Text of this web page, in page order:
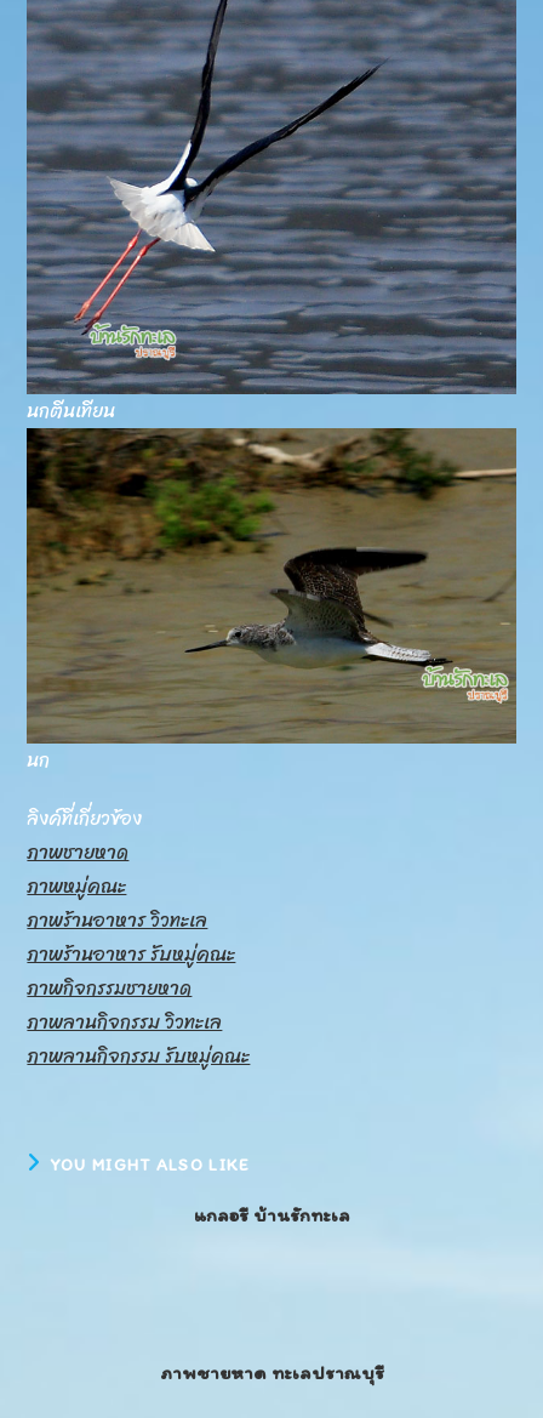
นกตีนเทียน
นก
ลิงค์ที่เกี่ยวข้อง
ภาพชายหาด
ภาพหมู่คณะ
ภาพร้านอาหาร วิวทะเล
ภาพร้านอาหาร รับหมู่คณะ
ภาพกิจกรรมชายหาด
ภาพลานกิจกรรม วิวทะเล
ภาพลานกิจกรรม รับหมู่คณะ
YOU MIGHT ALSO LIKE
แกลอรี บ้านรักทะเล
ภาพชายหาด ทะเลปราณบุรี